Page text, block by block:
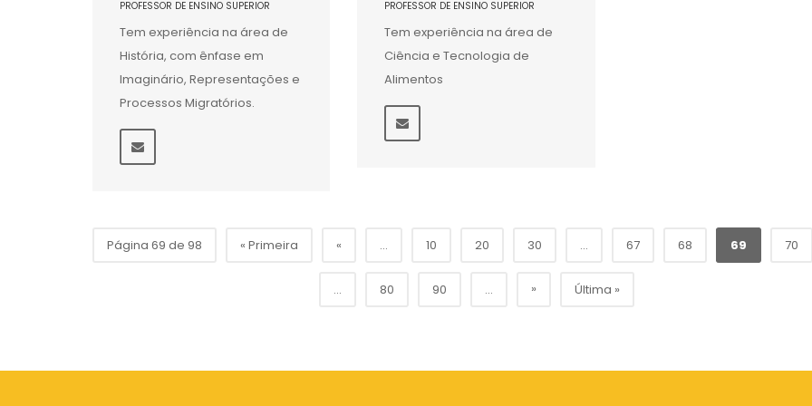
PROFESSOR DE ENSINO SUPERIOR
Tem experiência na área de
História, com ênfase em
Imaginário, Representações e
Processos Migratórios.
PROFESSOR DE ENSINO SUPERIOR
Tem experiência na área de
Ciência e Tecnologia de
Alimentos
Página 69 de 98 « Primeira « ... 10 20 30 ... 67 68 69 70
... 80 90 ... » Última »